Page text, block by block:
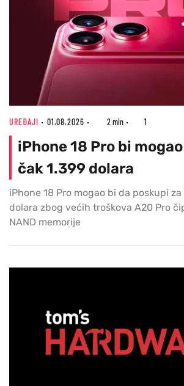
UREĐAJI 01.08.2026 2 min 1
iPhone 18 Pro bi
čak 1.399 dolara
iPhone 18 Pro mogao bi da poskupi
dolara zbog većih troškova A20 Pro
NAND memorije